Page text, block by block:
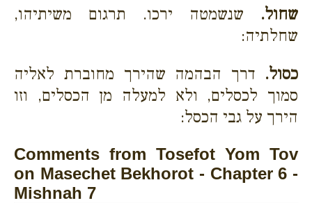
שחול. שנשמטה ירכו. תרגום משיתיהו,
שחלתיה:
כסול. דרך הבהמה שהירך מחוברת לאליה
סמוך לכסלים, ולא למעלה מן הכסלים, וזו
הירך על גבי הכסל:
Comments from Tosefot Yom Tov
on Masechet Bekhorot - Chapter 6 -
Mishnah 7